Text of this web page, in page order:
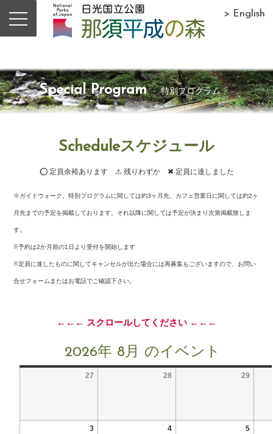
> English
Special Program 特別プログラム
Scheduleスケジュール
⭕ 定員余裕あります ⚠ 残りわずか ✖ 定員に達しました
※ガイドウォーク、特別プログラムに関しては約3ヶ月先、カフェ営業日に関しては約2ヶ
月先までの予定を掲載しております。それ以降に関しては予定が決まり次第掲載致しま
す。
※予約は2か月前の1日より受付を開始します
※定員に達したものに関してキャンセルが出た場合には再募集もございますので、お問い
合せフォームまたはお電話でご確認下さい。
←←← スクロールしてください ←←←
2026年 8月 のイベント
27 28 29
3 4 5